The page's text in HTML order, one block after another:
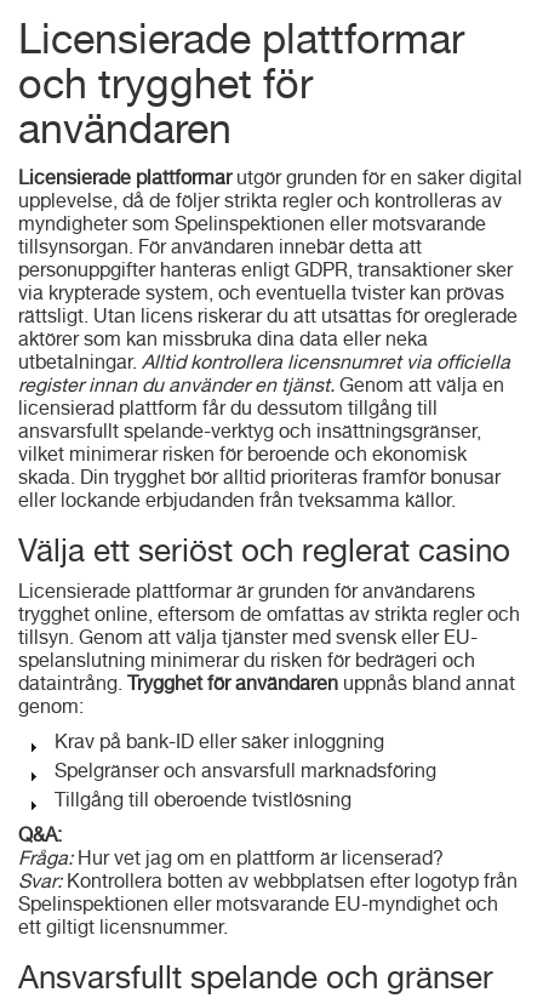
Licensierade plattformar
och trygghet för
användaren
Licensierade plattformarutgör grunden för en säker digital
upplevelse, då de följer strikta regler och kontrolleras av
myndigheter som Spelinspektionen eller motsvarande
tillsynsorgan. För användaren innebär detta att
personuppgifter hanteras enligt GDPR, transaktioner sker
via krypterade system, och eventuella tvister kan prövas
rättsligt. Utan licens riskerar du att utsättas för oreglerade
aktörer som kan missbruka dina data eller neka
utbetalningar. Alltid kontrollera licensnumret via officiella
register innan du använder en tjänst. Genom att välja en
licensierad plattform får du dessutom tillgång till
ansvarsfullt spelande-verktyg och insättningsgränser,
vilket minimerar risken för beroende och ekonomisk
skada. Din trygghet bör alltid prioriteras framför bonusar
eller lockande erbjudanden från tveksamma källor.
Välja ett seriöst och reglerat casino
Licensierade plattformar är grunden för användarens
trygghet online, eftersom de omfattas av strikta regler och
tillsyn. Genom att välja tjänster med svensk eller EU-
spelanslutning minimerar du risken för bedrägeri och
dataintrång. Trygghet för användaren uppnås bland annat
genom:
Krav på bank-ID eller säker inloggning
Spelgränser och ansvarsfull marknadsföring
Tillgång till oberoende tvistlösning
Q&A:
Fråga:Hur vet jag om en plattform är licenserad?
Svar:Kontrollera botten av webbplatsen efter logotyp från
Spelinspektionen eller motsvarande EU-myndighet och
ett giltigt licensnummer.
Ansvarsfullt spelande och gränser